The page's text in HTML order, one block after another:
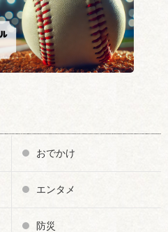
おでかけ
エンタメ
防災